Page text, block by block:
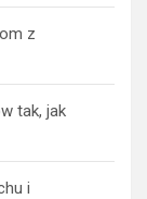
z
tak, jak
i